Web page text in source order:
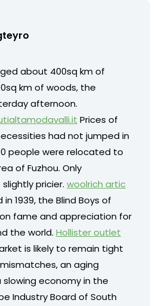
about 400sq km of
km of woods, the
afternoon.
Prices of
had not jumped in
people were relocated to
of Fuzhou. Only
pricier. woolrich artic
in 1939, the Blind Boys of
fame and appreciation for
the world. Hollister outlet
is likely to remain tight
an aging
economy in the
Industry Board of South